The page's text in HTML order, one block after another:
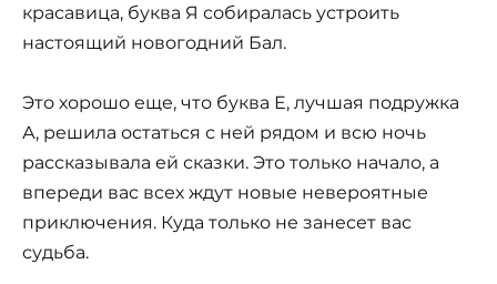
красавица, буква Я собиралась устроить
настоящий новогодний Бал.
Это хорошо еще, что буква Е, лучшая подружка
А, решила остаться с ней рядом и всю ночь
рассказывала ей сказки. Это только начало, а
впереди вас всех ждут новые невероятные
приключения. Куда только не занесет вас
судьба.